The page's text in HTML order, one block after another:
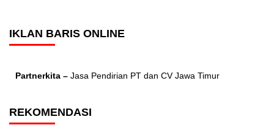
IKLAN BARIS ONLINE
Partnerkita – Jasa Pendirian PT dan CV Jawa Timur
REKOMENDASI